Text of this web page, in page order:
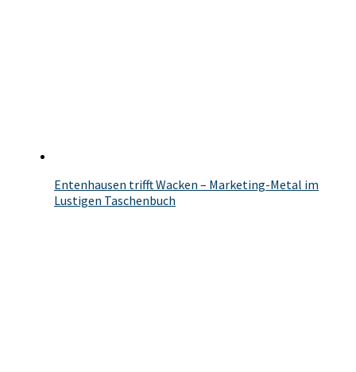
Entenhausen trifft Wacken – Marketing-Metal im
Lustigen Taschenbuch